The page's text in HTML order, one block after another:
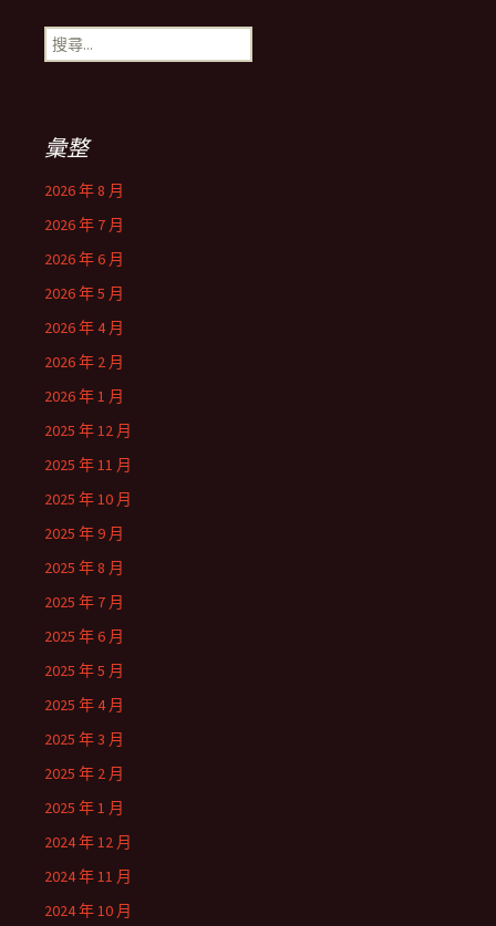
搜
尋
彙整
2026 年 8 月
2026 年 7 月
2026 年 6 月
2026 年 5 月
2026 年 4 月
2026 年 2 月
2026 年 1 月
2025 年 12 月
2025 年 11 月
2025 年 10 月
2025 年 9 月
2025 年 8 月
2025 年 7 月
2025 年 6 月
2025 年 5 月
2025 年 4 月
2025 年 3 月
2025 年 2 月
2025 年 1 月
2024 年 12 月
2024 年 11 月
2024 年 10 月